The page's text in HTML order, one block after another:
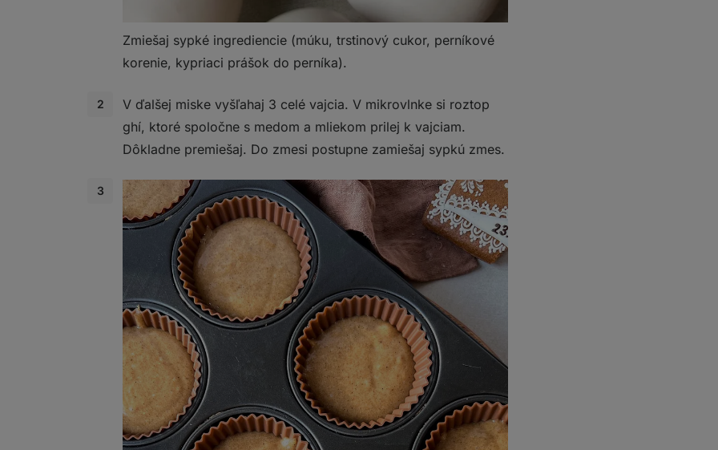
Zmiešaj sypké ingrediencie (múku, trstinový cukor, perníkové
korenie, kypriaci prášok do perníka).
V ďalšej miske vyšľahaj 3 celé vajcia. V mikrovlnke si roztop
ghí, ktoré spoločne s medom a mliekom prilej k vajciam.
Dôkladne premiešaj. Do zmesi postupne zamiešaj sypkú zmes.